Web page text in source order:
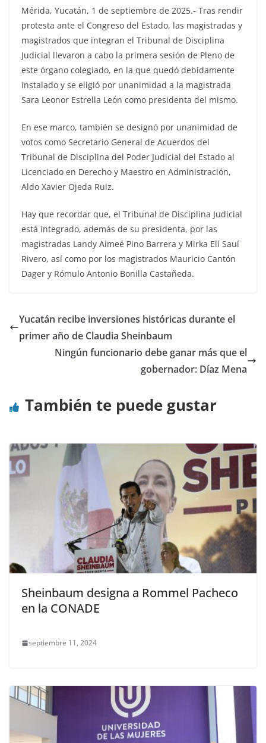
Mérida, Yucatán, 1 de septiembre de 2025.- Tras rendir
protesta ante el Congreso del Estado, las magistradas y
magistrados que integran el Tribunal de Disciplina
Judicial llevaron a cabo la primera sesión de Pleno de
este órgano colegiado, en la que quedó debidamente
instalado y se eligió por unanimidad a la magistrada
Sara Leonor Estrella León como presidenta del mismo.
En ese marco, también se designó por unanimidad de
votos como Secretario General de Acuerdos del
Tribunal de Disciplina del Poder Judicial del Estado al
Licenciado en Derecho y Maestro en Administración,
Aldo Xavier Ojeda Ruiz.
Hay que recordar que, el Tribunal de Disciplina Judicial
está integrado, además de su presidenta, por las
magistradas Landy Aimeé Pino Barrera y Mirka Elí Sauí
Rivero, así como por los magistrados Mauricio Cantón
Dager y Rómulo Antonio Bonilla Castañeda.
Yucatán recibe inversiones históricas durante el
primer año de Claudia Sheinbaum
Ningún funcionario debe ganar más que el
gobernador: Díaz Mena
También te puede gustar
Sheinbaum designa a Rommel Pacheco
en la CONADE
septiembre 11, 2024